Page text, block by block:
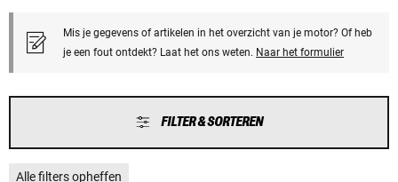
Mis je gegevens of artikelen in het overzicht van je motor? Of heb
je een fout ontdekt? Laat het ons weten. Naar het formulier
FILTER & SORTEREN
Alle filters opheffen